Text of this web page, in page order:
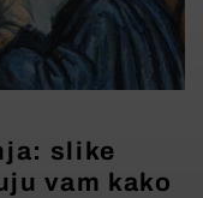
slike
vam kako